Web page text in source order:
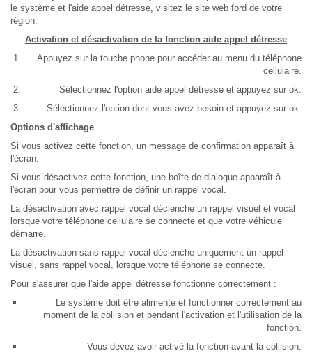
le système et l'aide appel détresse, visitez le site web ford de votre
région.
Activation et désactivation de la fonction aide appel détresse
Appuyez sur la touche phone pour accéder au menu du téléphone
cellulaire.
Sélectionnez l'option aide appel détresse et appuyez sur ok.
Sélectionnez l'option dont vous avez besoin et appuyez sur ok.
Options d'affichage
Si vous activez cette fonction, un message de confirmation apparaît à
l'écran.
Si vous désactivez cette fonction, une boîte de dialogue apparaît à
l'écran pour vous permettre de définir un rappel vocal.
La désactivation avec rappel vocal déclenche un rappel visuel et vocal
lorsque votre téléphone cellulaire se connecte et que votre véhicule
démarre.
La désactivation sans rappel vocal déclenche uniquement un rappel
visuel, sans rappel vocal, lorsque votre téléphone se connecte.
Pour s'assurer que l'aide appel détresse fonctionne correctement :
Le système doit être alimenté et fonctionner correctement au
moment de la collision et pendant l'activation et l'utilisation de la
fonction.
Vous devez avoir activé la fonction avant la collision.